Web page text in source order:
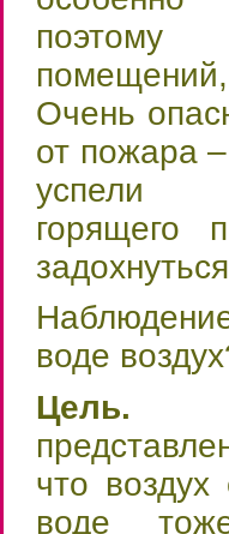
поэтому
Очень
от пожара
успели
горящего
воде
что
воде